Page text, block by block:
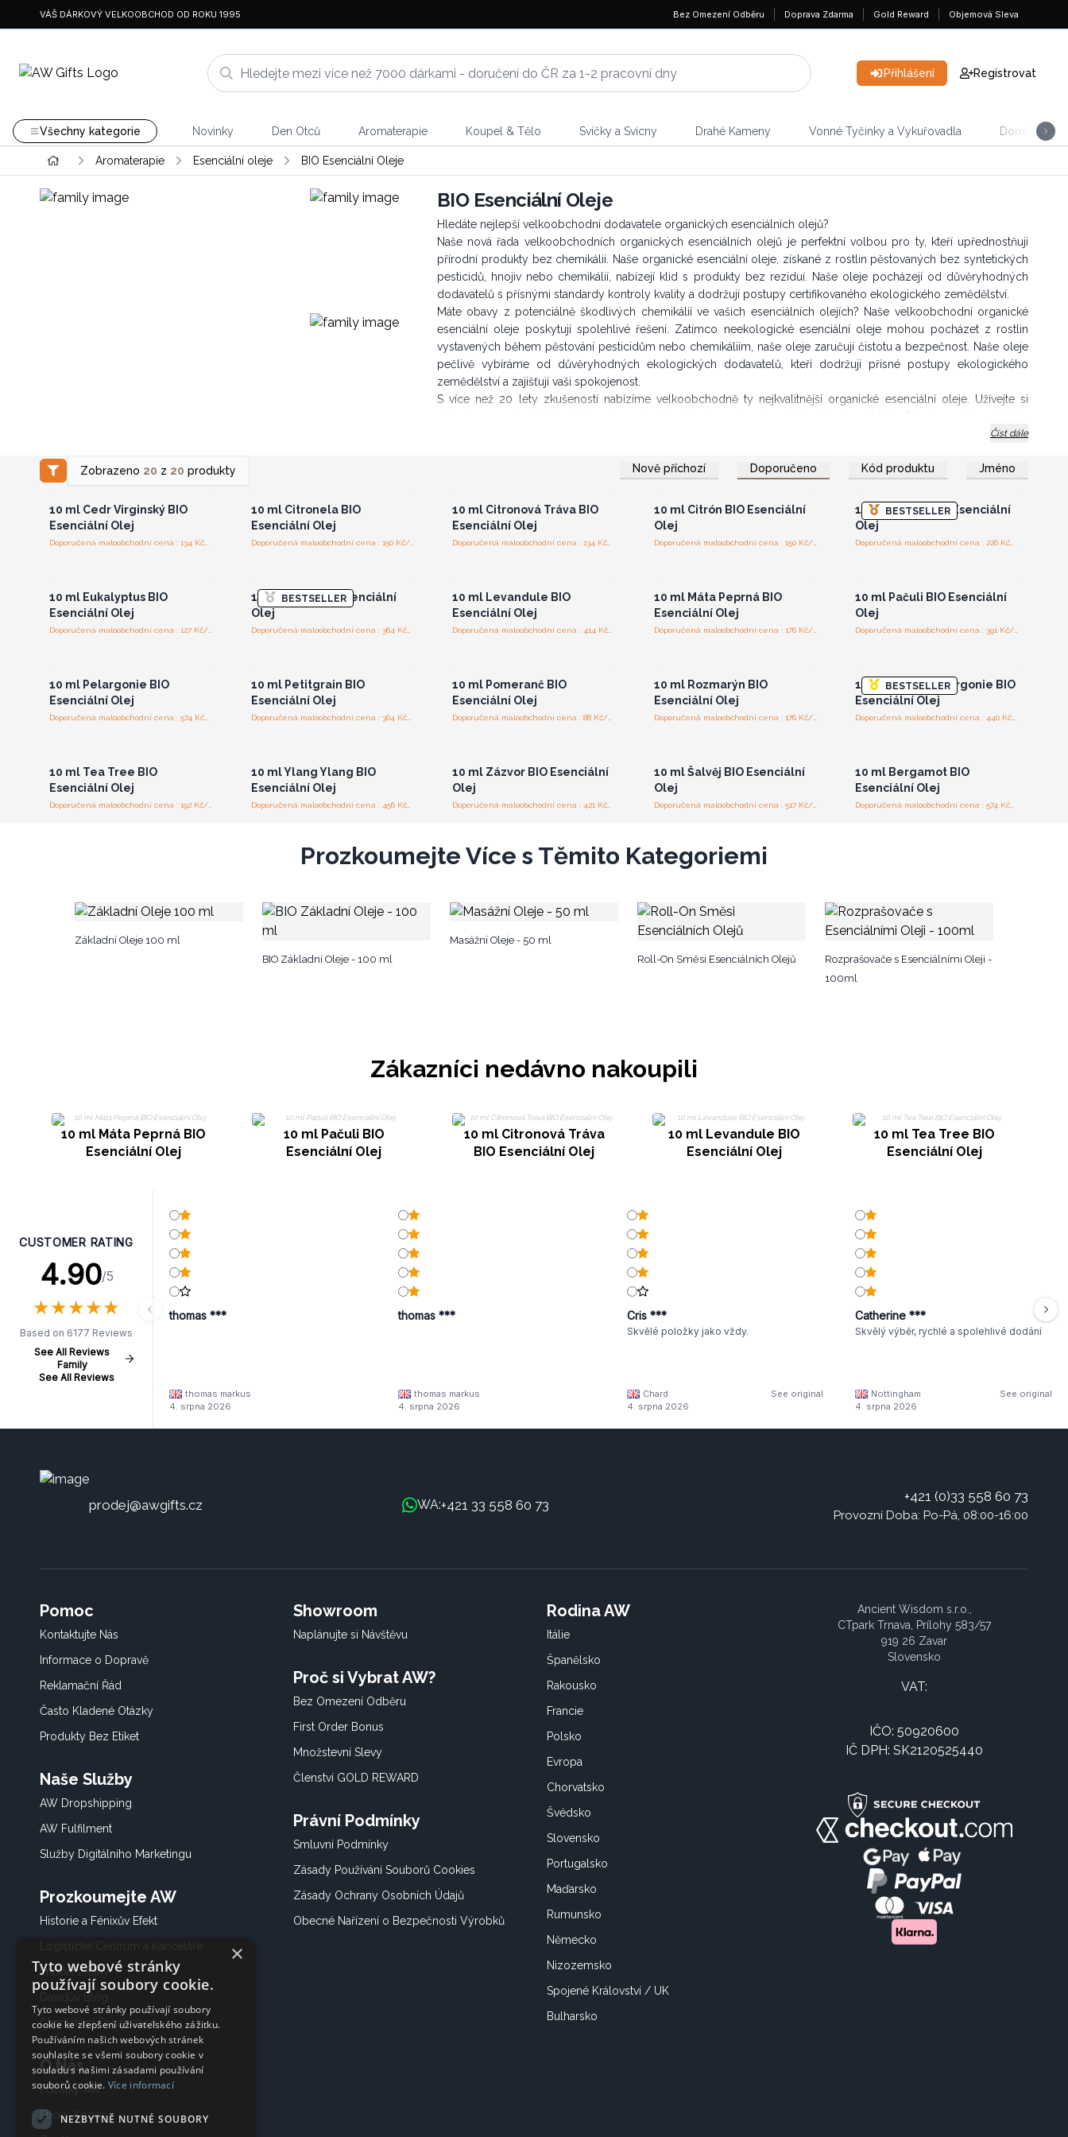
VÁŠ DÁRKOVÝ VELKOOBCHOD OD ROKU 1995 Bez Omezení Odběru Doprava Zdarma Gold Reward Objemová Sleva
Přihlášení Registrovat
Všechny kategorie Novinky Den Otců Aromaterapie Koupel & Tělo Svíčky a Svícny Drahé Kameny Vonné Tyčinky a Vykuřovadla Domácnost
Aromaterapie Esenciální oleje BIO Esenciální Oleje
BIO Esenciální Oleje
Hledáte nejlepší velkoobchodní dodavatele organických esenciálních olejů?
Naše nová řada velkoobchodních organických esenciálních olejů je perfektní volbou pro ty, kteří upřednostňují
přírodní produkty bez chemikálií. Naše organické esenciální oleje, získané z rostlin pěstovaných bez syntetických
pesticidů, hnojiv nebo chemikálií, nabízejí klid s produkty bez reziduí. Naše oleje pocházejí od důvěryhodných
dodavatelů s přísnými standardy kontroly kvality a dodržují postupy certifikovaného ekologického zemědělství.
Máte obavy z potenciálně škodlivých chemikálií ve vašich esenciálních olejích? Naše velkoobchodní organické
esenciální oleje poskytují spolehlivé řešení. Zatímco neekologické esenciální oleje mohou pocházet z rostlin
vystavených během pěstování pesticidům nebo chemikáliím, naše oleje zaručují čistotu a bezpečnost. Naše oleje
pečlivě vybíráme od důvěryhodných ekologických dodavatelů, kteří dodržují přísné postupy ekologického
zemědělství a zajišťují vaši spokojenost.
S více než 20 lety zkušeností nabízíme velkoobchodně ty nejkvalitnější organické esenciální oleje. Užívejte si
výhod vysoce kvalitních olejů a zároveň minimalizujte vystavení nežádoucím chemikáliím. Prozkoumejte naši řadu
Číst dále
Zobrazeno 20 z 20 produkty Nově příchozí Doporučeno Kód produktu Jméno
zaregistrujte pro
velkoobchodní ceny
10 ml Cedr Virginský BIO
Esenciální Olej
10 ml Citronela BIO
Esenciální Olej
Doporučená maloobchodní cena : 150 Kč/kus
10 ml Citronová Tráva BIO
Esenciální Olej
zaregistrujte pro
velkoobchodní ceny
10 ml Citrón BIO Esenciální
Olej
Doporučená maloobchodní cena : 150 Kč/kus
BESTSELLER
zaregistrujte pro
velkoobchodní ceny
10 ml Cyprus BIO Esenciální
Olej
10 ml Eukalyptus BIO
Esenciální Olej
BESTSELLER
10 ml Grep BIO Esenciální
Olej
Doporučená maloobchodní cena : 364 Kč/kus
10 ml Levandule BIO
Esenciální Olej
10 ml Máta Peprná BIO
Esenciální Olej
Doporučená maloobchodní cena : 176 Kč/kus
10 ml Pačuli BIO Esenciální
Olej
10 ml Pelargonie BIO
Esenciální Olej
10 ml Petitgrain BIO
Esenciální Olej
Doporučená maloobchodní cena : 364 Kč/kus
10 ml Pomeranč BIO
Esenciální Olej
10 ml Rozmarýn BIO
Esenciální Olej
Doporučená maloobchodní cena : 176 Kč/kus
BESTSELLER
10 ml Růže a Pelargonie BIO
Esenciální Olej
10 ml Tea Tree BIO
Esenciální Olej
10 ml Ylang Ylang BIO
Esenciální Olej
Doporučená maloobchodní cena : 456 Kč/kus
10 ml Zázvor BIO Esenciální
Olej
10 ml Šalvěj BIO Esenciální
Olej
Doporučená maloobchodní cena : 517 Kč/kus
10 ml Bergamot BIO
Esenciální Olej
Prozkoumejte Více s Těmito Kategoriemi
Základní Oleje 100 ml
BIO Základní Oleje - 100 ml
Masážní Oleje - 50 ml
Roll-On Směsi Esenciálních Olejů
Rozprašovače s Esenciálními Oleji -
100ml
Zákazníci nedávno nakoupili
10 ml Máta Peprná BIO
Esenciální Olej
10 ml Pačuli BIO
Esenciální Olej
10 ml Citronová Tráva
BIO Esenciální Olej
10 ml Levandule BIO
Esenciální Olej
10 ml Tea Tree BIO
Esenciální Olej
CUSTOMER RATING
4.90/5
★★★★★
★★★★★
Based on 6177 Reviews
See All Reviews
Family
See All Reviews
thomas ***
thomas markus
4. srpna 2026
thomas ***
thomas markus
4. srpna 2026
Cris ***
Skvělé položky jako vždy.
Chard
See original
4. srpna 2026
Catherine ***
Skvělý výběr, rychlé a spolehlivé dodání
Nottingham
See original
4. srpna 2026
prodej@awgifts.cz WA:+421 33 558 60 73
+421 (0)33 558 60 73
Provozní Doba: Po-Pá, 08:00-16:00
Pomoc
Kontaktujte Nás
Informace o Dopravě
Reklamační Řád
Často Kladené Otázky
Produkty Bez Etiket
Naše Služby
AW Dropshipping
AW Fulfilment
Služby Digitálního Marketingu
Prozkoumejte AW
Historie a Fénixův Efekt
Import z Číny
Davidův Blog
Charitativní Organizace
O Nás
Počátky AW
Etický Kodex
Showroom
Naplánujte si Návštěvu
Proč si Vybrat AW?
Bez Omezení Odběru
First Order Bonus
Množstevní Slevy
Členství GOLD REWARD
Právní Podmínky
Smluvní Podmínky
Zásady Používání Souborů Cookies
Zásady Ochrany Osobních Údajů
Obecné Nařízení o Bezpečnosti Výrobků
Rodina AW
Itálie
Španělsko
Rakousko
Francie
Polsko
Evropa
Chorvatsko
Švédsko
Slovensko
Portugalsko
Maďarsko
Rumunsko
Německo
Nizozemsko
Spojené Království / UK
Bulharsko
Ancient Wisdom s.r.o.,
CTpark Trnava, Prílohy 583/57
919 26 Zavar
Slovensko
VAT:
IČO: 50920600
IČ DPH: SK2120525440
×
Tyto webové stránky
používají soubory cookie.
Tyto webové stránky používají soubory
cookie ke zlepšení uživatelského zážitku.
Používáním našich webových stránek
souhlasíte se všemi soubory cookie v
souladu s našimi zásadami používání
souborů cookie. Více informací
NEZBYTNĚ NUTNÉ SOUBORY